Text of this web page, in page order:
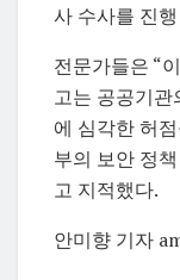
사 수사를 진
전문가들은 “
고는 공공기관
에 심각한 허
부의 보안 정
고 지적했다.
안미향 기자